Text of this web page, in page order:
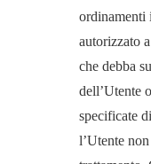
ordinamenti
autorizzato
che debba
dell’Utente
specificate
l’Utente